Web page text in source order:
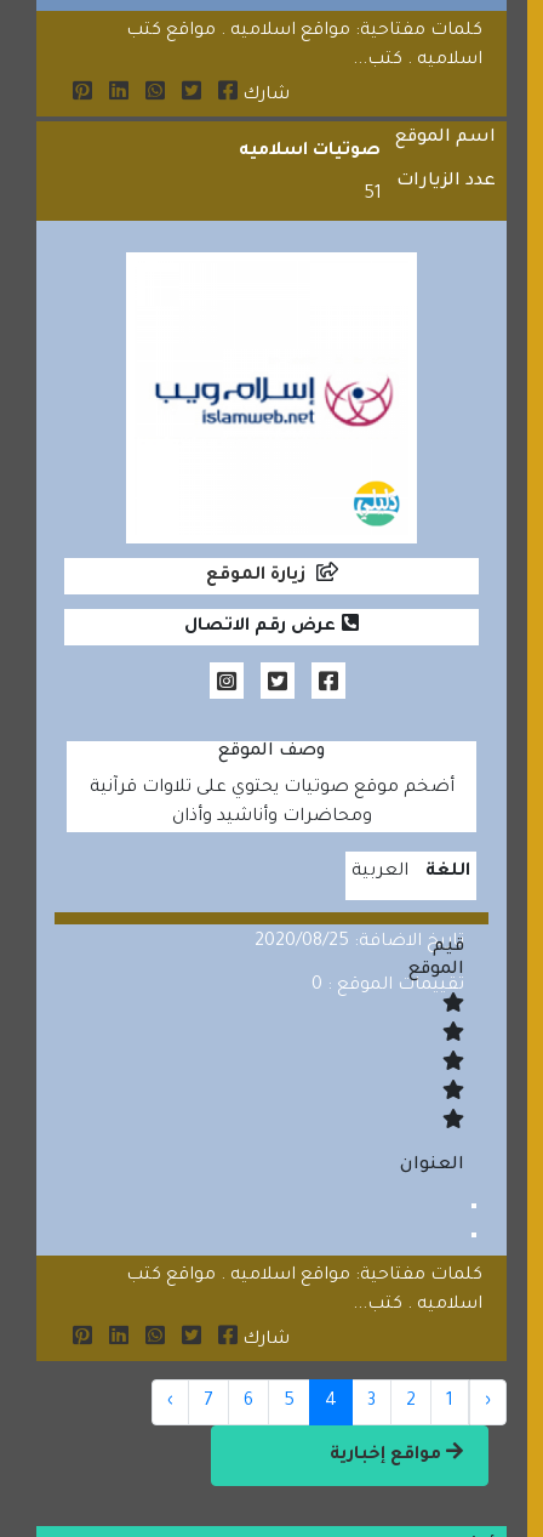
كلمات مفتاحية: مواقع اسلاميه . مواقع كتب
اسلاميه . كتب...
شارك
اسم الموقع
صوتيات اسلاميه
عدد الزيارات
51
زيارة الموقع
عرض رقم الاتصال
وصف الموقع
أضخم موقع صوتيات يحتوي على تلاوات قرآنية
ومحاضرات وأناشيد وأذان
اللغة العربية
تاريخ الاضافة: 2020/08/25
تقييمات الموقع : 0
قيم
الموقع
العنوان
كلمات مفتاحية: مواقع اسلاميه . مواقع كتب
اسلاميه . كتب...
شارك
‹
1
2
3
4
5
6
7
›
مواقع إخبارية